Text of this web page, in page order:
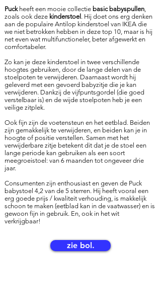
Puckheeft een mooie collectie basic babyspullen,
zoals ook deze kinderstoel . Hij doet ons erg denken
aan de populaire Antilop kinderstoel van IKEA die
we niet betrokken hebben in deze top 10, maar is hij
net even wat multifunctioneler, beter afgewerkt en
comfortabeler.
Zo kan je deze kinderstoel in twee verschillende
hoogtes gebruiken, door de lange delen van de
stoelpoten te verwijderen. Daarnaast wordt hij
geleverd met een gevoerd babyzitje die je kan
verwijderen. Dankzij de vijfpuntsgordel (die goed
verstelbaar is) en de wijde stoelpoten heb je een
veilige zitplek.
Ook fijn zijn de voetensteun en het eetblad. Beiden
zijn gemakkelijk te verwijderen, en beiden kan je in
hoogte of positie verstellen. Samen met het
verwijderbare zitje betekent dit dat je de stoel een
lange periode kan gebruiken als een soort
meegroeistoel: van 6 maanden tot ongeveer drie
jaar.
Consumenten zijn enthousiast en geven de Puck
babystoel 4,2 van de 5 sterren. Hij heeft vooral een
erg goede prijs / kwaliteit verhouding, is makkelijk
schoon te maken (eetblad kan in de vaatwasser) en is
gewoon fijn in gebruik. En, ook in het wit
verkrijgbaar!
zie bol.